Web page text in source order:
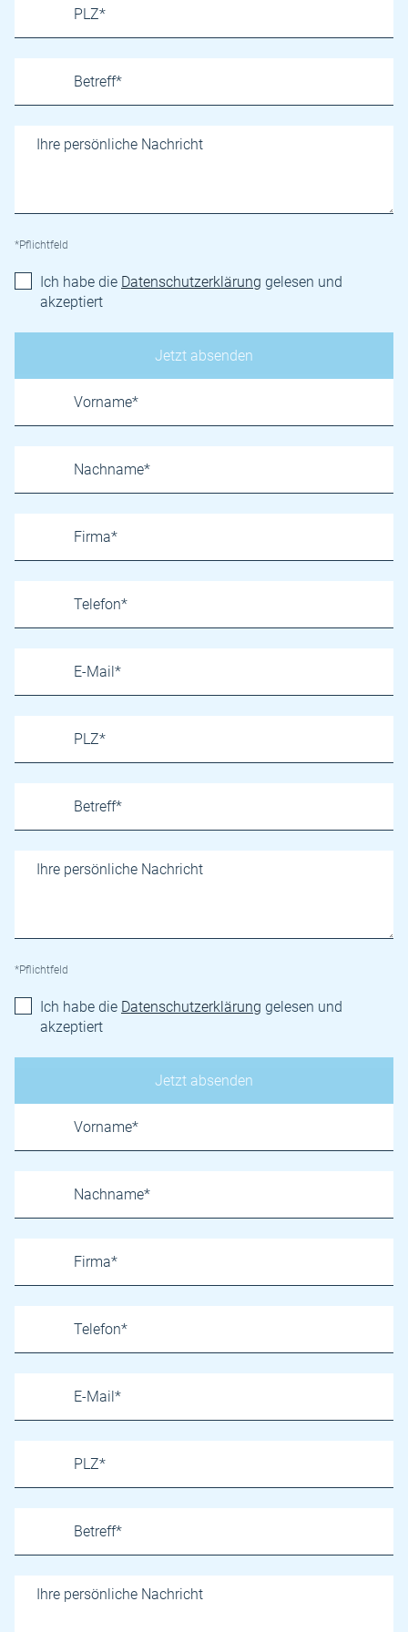
*Pflichtfeld
Ich habe die Datenschutzerklärung gelesen und
akzeptiert
*Pflichtfeld
Ich habe die Datenschutzerklärung gelesen und
akzeptiert